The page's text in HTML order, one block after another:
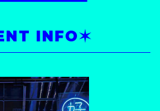
INFO✶